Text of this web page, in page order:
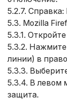
5.2.7. Справка:
5.3. Mozilla
5.3.1.
5.3.2.
линии) в
5.3.3.
5.3.4. В левом
защита.